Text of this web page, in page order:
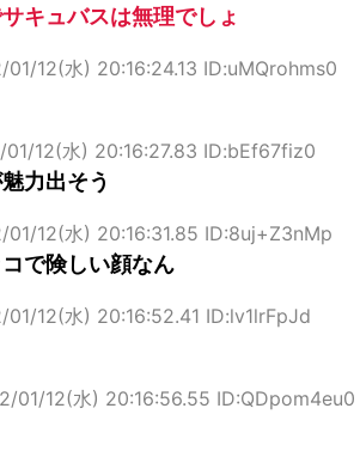
キュバスは無理でしょ
01/12(水) 20:16:24.13 ID:uMQrohms0
12(水) 20:16:27.83 ID:bEf67fiz0
力出そう
01/12(水) 20:16:31.85 ID:8uj+Z3nMp
で険しい顔なん
01/12(水) 20:16:52.41 ID:lv1lrFpJd
01/12(水) 20:16:56.55 ID:QDpom4eu0